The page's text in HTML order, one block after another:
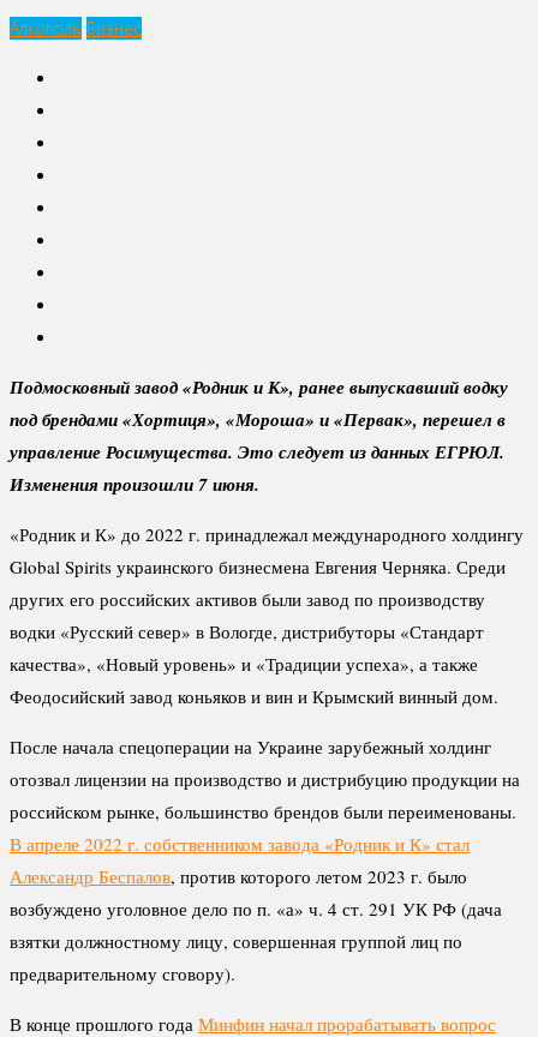
Алкоголь Бизнес
Подмосковный завод «Родник и К», ранее выпускавший водку
под брендами «Хортиця», «Мороша» и «Первак», перешел в
управление Росимущества. Это следует из данных ЕГРЮЛ.
Изменения произошли 7 июня.
«Родник и К» до 2022 г. принадлежал международного холдингу
Global Spirits украинского бизнесмена Евгения Черняка. Среди
других его российских активов были завод по производству
водки «Русский север» в Вологде, дистрибуторы «Стандарт
качества», «Новый уровень» и «Традиции успеха», а также
Феодосийский завод коньяков и вин и Крымский винный дом.
После начала спецоперации на Украине зарубежный холдинг
отозвал лицензии на производство и дистрибуцию продукции на
российском рынке, большинство брендов были переименованы.
В апреле 2022 г. собственником завода «Родник и К» стал
Александр Беспалов, против которого летом 2023 г. было
возбуждено уголовное дело по п. «а» ч. 4 ст. 291 УК РФ (дача
взятки должностному лицу, совершенная группой лиц по
предварительному сговору).
В конце прошлого года Минфин начал прорабатывать вопрос